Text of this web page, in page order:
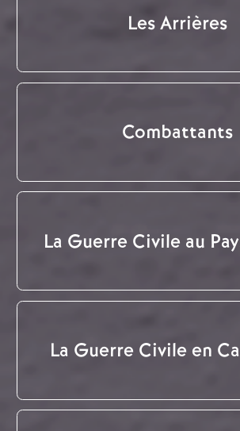
Les Arrières
Combattants
La Guerre Civile au
La Guerre Civile en